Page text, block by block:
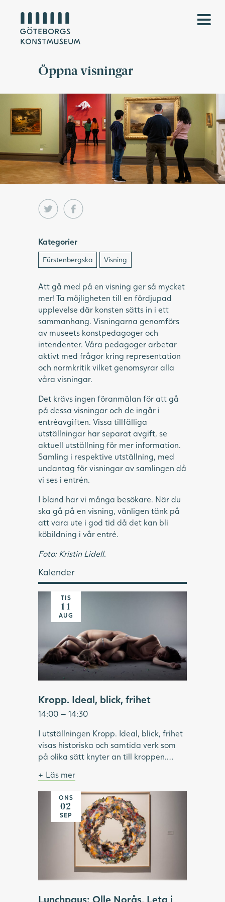
Öppna visningar
Kategorier
Fürstenbergska Visning
Att gå med på en visning ger så mycket
mer! Ta möjligheten till en fördjupad
upplevelse där konsten sätts in i ett
sammanhang. Visningarna genomförs
av museets konstpedagoger och
intendenter. Våra pedagoger arbetar
aktivt med frågor kring representation
och normkritik vilket genomsyrar alla
våra visningar.
Det krävs ingen föranmälan för att gå
på dessa visningar och de ingår i
entréavgiften. Vissa tillfälliga
utställningar har separat avgift, se
aktuell utställning för mer information.
Samling i respektive utställning, med
undantag för visningar av samlingen då
vi ses i entrén.
I bland har vi många besökare. När du
ska gå på en visning, vänligen tänk på
att vara ute i god tid då det kan bli
köbildning i vår entré.
Foto: Kristin Lidell.
Kalender
TIS
11
AUG
Kropp. Ideal, blick, frihet
14:00 — 14:30
I utställningen Kropp. Ideal, blick, frihet
visas historiska och samtida verk som
på olika sätt knyter an till kroppen.
format och omformat idéer om kropp
och skönhet. Vilken roll har modellen
haft inom konsthistorien? Vilka kroppar
har visats upp och utifrån vems blick? Vi
tittar på konstnärskap som utmanar
kroppsliga ideal och ser exempel på
konstnärer som använder kroppen som
verktyg för frigörelse.
Bild: Julia Peirone, Ocean Dream ur
serien Diamonds Dancing, 2017,
Göteborgs konstmuseum.
Läs mer
ONS
02
SEP
Lunchpaus: Olle Norås, Leta i